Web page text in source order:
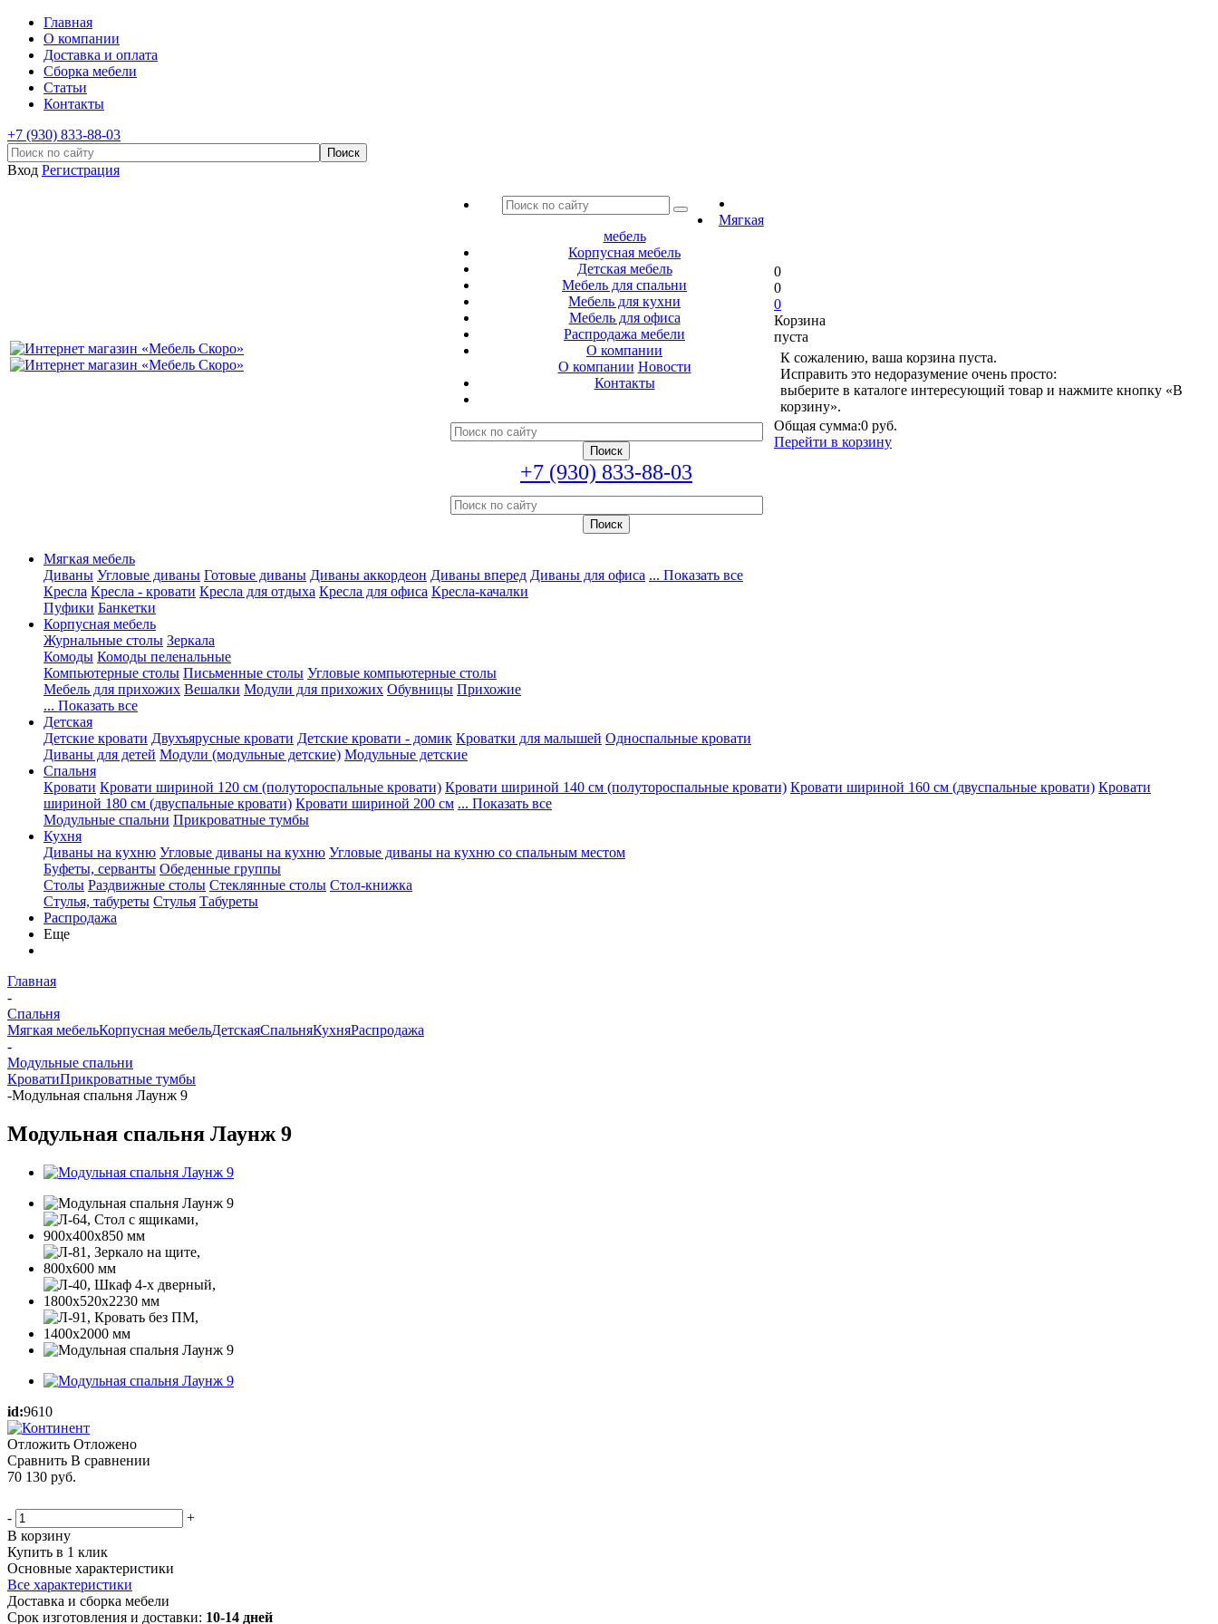
Главная
О компании
Доставка и оплата
Сборка мебели
Статьи
Контакты
+7 (930) 833-88-03
Вход Регистрация
Мягкая
мебель
Корпусная мебель
Детская мебель
Мебель для спальни
Мебель для кухни
Мебель для офиса
Распродажа мебели
О компании
О компании Новости
Контакты
+7 (930) 833-88-03
0
0
0
Корзина
пуста
К сожалению, ваша корзина пуста.
Исправить это недоразумение очень просто:
выберите в каталоге интересующий товар и нажмите кнопку «В
корзину».
Общая сумма:0 руб.
Перейти в корзину
Мягкая мебель
Диваны Угловые диваны Готовые диваны Диваны аккордеон Диваны вперед Диваны для офиса ... Показать все
Кресла Кресла - кровати Кресла для отдыха Кресла для офиса Кресла-качалки
Пуфики Банкетки
Корпусная мебель
Журнальные столы Зеркала
Комоды Комоды пеленальные
Компьютерные столы Письменные столы Угловые компьютерные столы
Мебель для прихожих Вешалки Модули для прихожих Обувницы Прихожие
... Показать все
Детская
Детские кровати Двухъярусные кровати Детские кровати - домик Кроватки для малышей Односпальные кровати
Диваны для детей Модули (модульные детские) Модульные детские
Спальня
Кровати Кровати шириной 120 см (полутороспальные кровати) Кровати шириной 140 см (полутороспальные кровати) Кровати шириной 160 см (двуспальные кровати) Кровати
шириной 180 см (двуспальные кровати) Кровати шириной 200 см ... Показать все
Модульные спальни Прикроватные тумбы
Кухня
Диваны на кухню Угловые диваны на кухню Угловые диваны на кухню со спальным местом
Буфеты, серванты Обеденные группы
Столы Раздвижные столы Стеклянные столы Стол-книжка
Стулья, табуреты Стулья Табуреты
Распродажа
Еще
Главная
-
Спальня
Мягкая мебельКорпусная мебельДетскаяСпальняКухняРаспродажа
-
Модульные спальни
КроватиПрикроватные тумбы
-Модульная спальня Лаунж 9
Модульная спальня Лаунж 9
id:9610
Отложить Отложено
Сравнить В сравнении
70 130 руб.
-
+
В корзину
Купить в 1 клик
Основные характеристики
Все характеристики
Доставка и сборка мебели
Срок изготовления и доставки: 10-14 дней